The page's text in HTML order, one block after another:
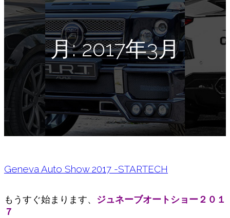
月:2017年3月
Geneva Auto Show 2017 -STARTECH
もうすぐ始まります、 ジュネーブオートショー２０１
７